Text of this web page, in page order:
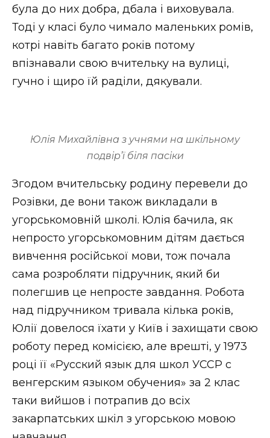
була до них добра, дбала і виховувала.
Тоді у класі було чимало маленьких ромів,
котрі навіть багато років потому
впізнавали свою вчительку на вулиці,
гучно і щиро їй раділи, дякували.
Юлія Михайлівна з учнями на шкільному
подвір’ї біля пасіки
Згодом вчительську родину перевели до
Розівки, де вони також викладали в
угорськомовній школі. Юлія бачила, як
непросто угорськомовним дітям дається
вивчення російської мови, тож почала
сама розробляти підручник, який би
полегшив це непросте завдання. Робота
над підручником тривала кілька років,
Юлії довелося їхати у Київ і захищати свою
роботу перед комісією, але врешті, у 1973
році її «Русский язык для школ УССР с
венгерским языком обучения» за 2 клас
таки вийшов і потрапив до всіх
закарпатських шкіл з угорською мовою